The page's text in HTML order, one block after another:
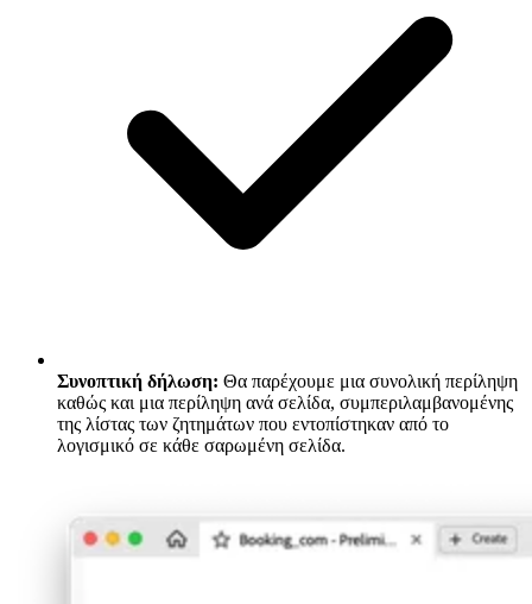
Συνοπτική δήλωση: Θα παρέχουμε μια συνολική περίληψη
καθώς και μια περίληψη ανά σελίδα, συμπεριλαμβανομένης
της λίστας των ζητημάτων που εντοπίστηκαν από το
λογισμικό σε κάθε σαρωμένη σελίδα.